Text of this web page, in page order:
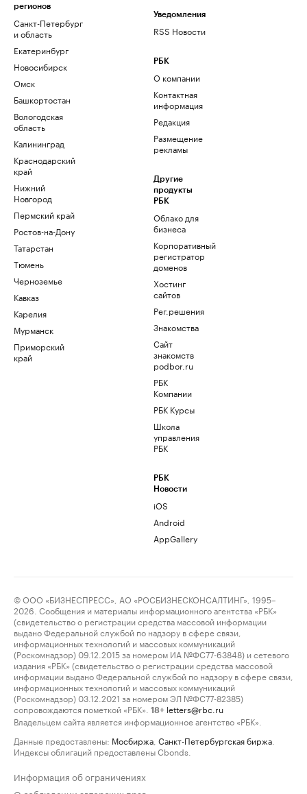
регионов
Санкт-Петербург
и область
Екатеринбург
Новосибирск
Омск
Башкортостан
Вологодская
область
Калининград
Краснодарский
край
Нижний
Новгород
Пермский край
Ростов-на-Дону
Татарстан
Тюмень
Черноземье
Кавказ
Карелия
Мурманск
Приморский
край
Уведомления
RSS Новости
РБК
О компании
Контактная
информация
Редакция
Размещение
рекламы
Другие
продукты
РБК
Облако для
бизнеса
Корпоративный
регистратор
доменов
Хостинг
сайтов
Рег.решения
Знакомства
Сайт
знакомств
podbor.ru
РБК
Компании
РБК Курсы
Школа
управления
РБК
РБК
Новости
iOS
Android
AppGallery
© ООО «БИЗНЕСПРЕСС», АО «РОСБИЗНЕСКОНСАЛТИНГ», 1995–
2026. Сообщения и материалы информационного агентства «РБК»
(свидетельство о регистрации средства массовой информации
выдано Федеральной службой по надзору в сфере связи,
информационных технологий и массовых коммуникаций
(Роскомнадзор) 09.12.2015 за номером ИА №ФС77-63848) и сетевого
издания «РБК» (свидетельство о регистрации средства массовой
информации выдано Федеральной службой по надзору в сфере связи,
информационных технологий и массовых коммуникаций
(Роскомнадзор) 03.12.2021 за номером ЭЛ №ФС77-82385)
сопровождаются пометкой «РБК».
18+ letters@rbc.ru
Владельцем сайта является информационное агентство «РБК».
Данные предоставлены: Мосбиржа Санкт-Петербургская биржа
Индексы облигаций предоставлены Cbonds.
Информация об ограничениях